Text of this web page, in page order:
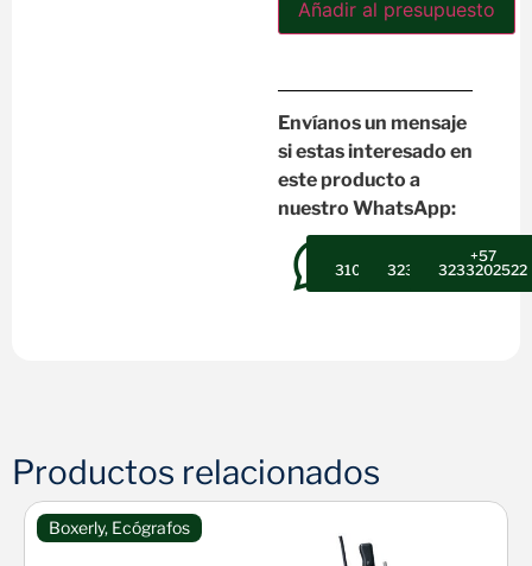
Añadir al presupuesto
Envíanos un mensaje
si estas interesado en
este producto a
nuestro WhatsApp:
31026079473232302496
+57
3233202522
Productos relacionados
Boxerly